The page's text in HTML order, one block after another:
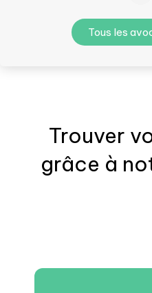
Tous les
Trouver
grâce à